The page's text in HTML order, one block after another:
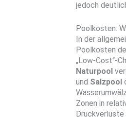
jedoch
Poolkosten:
In der
Poolkosten
„Low-Cost“-
Naturpool
und Salzpool
Zonen in
Druckverluste